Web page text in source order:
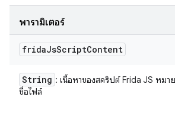
พารามิเตอร์
fridaJsScriptContent
String : เนื้อหาของสคริปต์ Frida JS หมา
ชื่อไฟล์